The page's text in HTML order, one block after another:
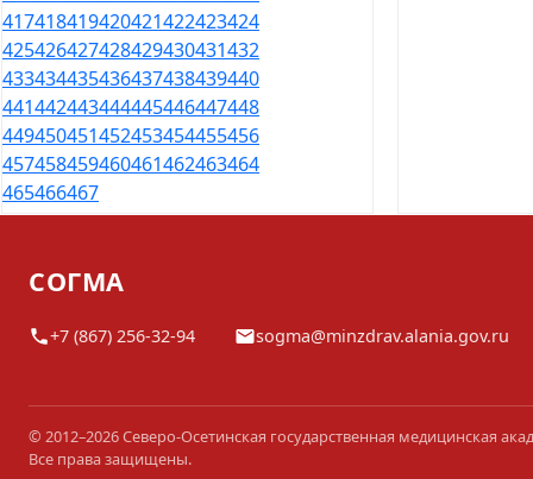
417418419420421422423424
425426427428429430431432
433434435436437438439440
441442443444445446447448
449450451452453454455456
457458459460461462463464
465466467
СОГМА
+7 (867) 256-32-94 sogma@minzdrav.alania.gov.ru
© 2012–2026 Северо-Осетинская государственная медицинская
Все права защищены.